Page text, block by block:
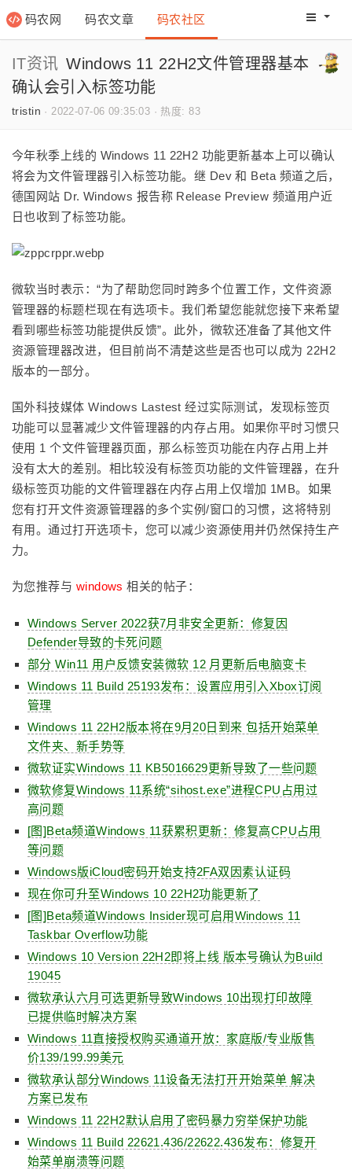
码农网 码农文章 码农社区 码农网
IT资讯 Windows 11 22H2文件管理器基本
确认会引入标签功能
tristin ·2022-07-06 09:35:03 · 热度: 83
今年秋季上线的 Windows 11 22H2 功能更新基本上可以确认
将会为文件管理器引入标签功能。继 Dev 和 Beta 频道之后，
德国网站 Dr. Windows 报告称 Release Preview 频道用户近
日也收到了标签功能。
微软当时表示：“为了帮助您同时跨多个位置工作，文件资源
管理器的标题栏现在有选项卡。我们希望您能就您接下来希望
看到哪些标签功能提供反馈”。此外，微软还准备了其他文件
资源管理器改进，但目前尚不清楚这些是否也可以成为 22H2
版本的一部分。
国外科技媒体 Windows Lastest 经过实际测试，发现标签页
功能可以显著减少文件管理器的内存占用。如果你平时习惯只
使用 1 个文件管理器页面，那么标签页功能在内存占用上并
没有太大的差别。相比较没有标签页功能的文件管理器，在升
级标签页功能的文件管理器在内存占用上仅增加 1MB。如果
您有打开文件资源管理器的多个实例/窗口的习惯，这将特别
有用。通过打开选项卡，您可以减少资源使用并仍然保持生产
力。
为您推荐与 windows 相关的帖子：
Windows Server 2022获7月非安全更新：修复因
Defender导致的卡死问题
部分 Win11 用户反馈安装微软 12 月更新后电脑变卡
Windows 11 Build 25193发布：设置应用引入Xbox订阅
管理
Windows 11 22H2版本将在9月20日到来 包括开始菜单
文件夹、新手势等
微软证实Windows 11 KB5016629更新导致了一些问题
微软修复Windows 11系统“sihost.exe”进程CPU占用过
高问题
[图]Beta频道Windows 11获累积更新：修复高CPU占用
等问题
Windows版iCloud密码开始支持2FA双因素认证码
现在你可升至Windows 10 22H2功能更新了
[图]Beta频道Windows Insider现可启用Windows 11
Taskbar Overflow功能
Windows 10 Version 22H2即将上线 版本号确认为Build
19045
微软承认六月可选更新导致Windows 10出现打印故障
已提供临时解决方案
Windows 11直接授权购买通道开放：家庭版/专业版售
价139/199.99美元
微软承认部分Windows 11设备无法打开开始菜单 解决
方案已发布
Windows 11 22H2默认启用了密码暴力穷举保护功能
Windows 11 Build 22621.436/22622.436发布：修复开
始菜单崩溃等问题